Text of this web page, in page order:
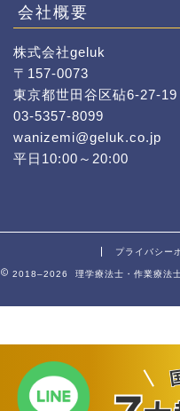
会社概要
株式会社geluk
〒157-0073
東京都世田谷区砧6-27-19
03-5357-8099
wanizemi@geluk.co.jp
平日10:00～20:00
プライバシー
2018–2026 理学療法士・作業療法